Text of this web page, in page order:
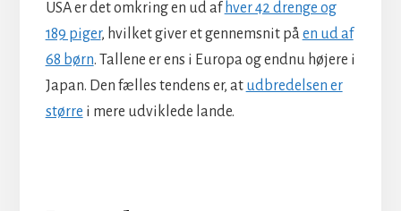
USA er det omkring en ud af hver 42 drenge og
189 piger, hvilket giver et gennemsnit påen ud af
68 børn. Tallene er ens i Europa og endnu højere i
Japan. Den fælles tendens er, at udbredelsen er
større i mere udviklede lande.